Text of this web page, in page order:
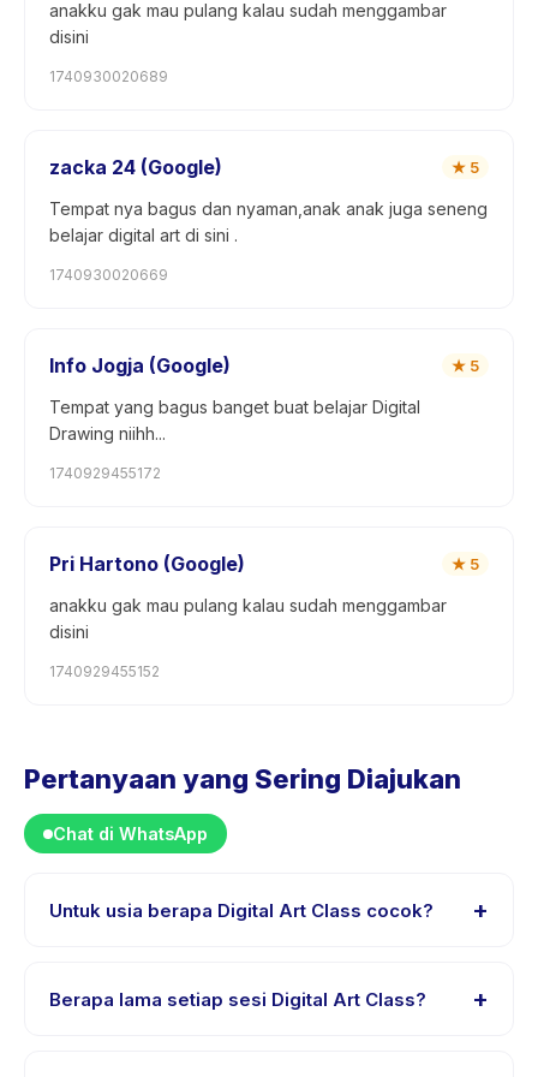
anakku gak mau pulang kalau sudah menggambar
disini
1740930020689
zacka 24 (Google) ★ 5
Tempat nya bagus dan nyaman,anak anak juga seneng
belajar digital art di sini .
1740930020669
Info Jogja (Google) ★ 5
Tempat yang bagus banget buat belajar Digital
Drawing niihh...
1740929455172
Pri Hartono (Google) ★ 5
anakku gak mau pulang kalau sudah menggambar
disini
1740929455152
Pertanyaan yang Sering Diajukan
Chat di WhatsApp
Untuk usia berapa Digital Art Class cocok? +
tahun. Instruktur menyesuaikan program untuk berbagai
tingkat kemampuan dalam rentang usia ini sehingga
Berapa lama setiap sesi Digital Art Class? +